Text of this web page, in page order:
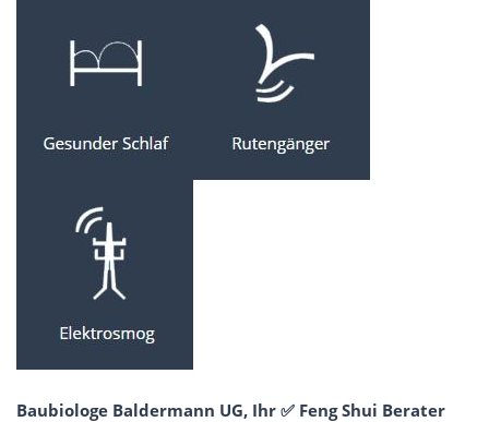
Baubiologe Baldermann UG, Ihr ✅ Feng Shui Berater